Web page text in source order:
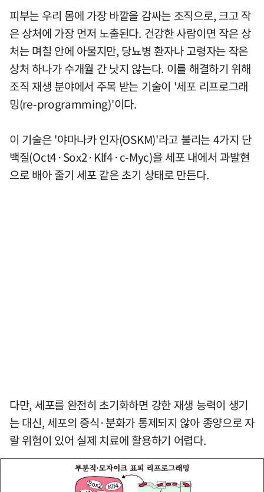
피부는 우리 몸에 가장 바깥을 감싸는 조직으로, 크고 작
은 상처에 가장 먼저 노출된다. 건강한 사람이면 작은 상
처는 며칠 안에 아물지만, 당뇨병 환자나 고령자는 작은
상처 하나가 수개월 간 낫지 않는다. 이를 해결하기 위해
조직 재생 분야에서 주목 받는 기술이 '세포 리프로그래
밍(re-programming)'이다.
이 기술은 '야마나카 인자(OSKM)'라고 불리는 4가지 단
백질(Oct4·Sox2·Klf4·c-Myc)을 세포 내에서 과발현
으로 배아 줄기 세포 같은 초기 상태로 만든다.
다만, 세포를 완전히 초기화하면 강한 재생 능력이 생기
는 대신, 세포의 증식·분화가 통제되지 않아 종양으로 자
랄 위험이 있어 실제 치료에 활용하기 어렵다.